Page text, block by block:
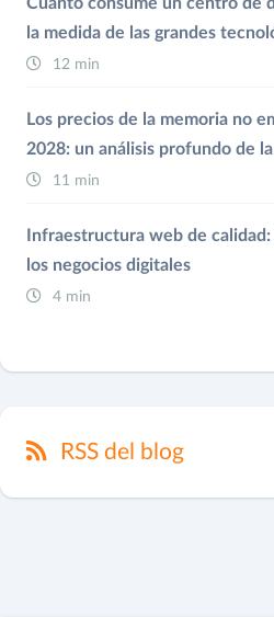
Cuánto consume un centro de
la medida de las grandes
12 min
Los precios de la memoria no
2028: un análisis profundo de
11 min
Infraestructura web de
los negocios digitales
4 min
RSS del blog